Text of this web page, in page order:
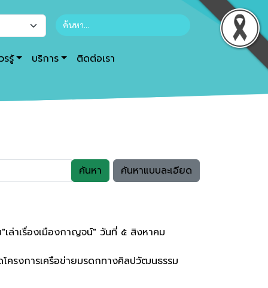
รรู้ บริการ ติดต่อเรา
ค้นหา ค้นหาแบบละเอียด
ล่าเรื่องเมืองกาญจน์" วันที่ ๕ สิงหาคม
รงการเครือข่ายมรดกทางศิลปวัฒนธรรม